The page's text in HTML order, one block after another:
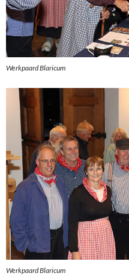
Werkpaard Blaricum
Werkpaard Blaricum